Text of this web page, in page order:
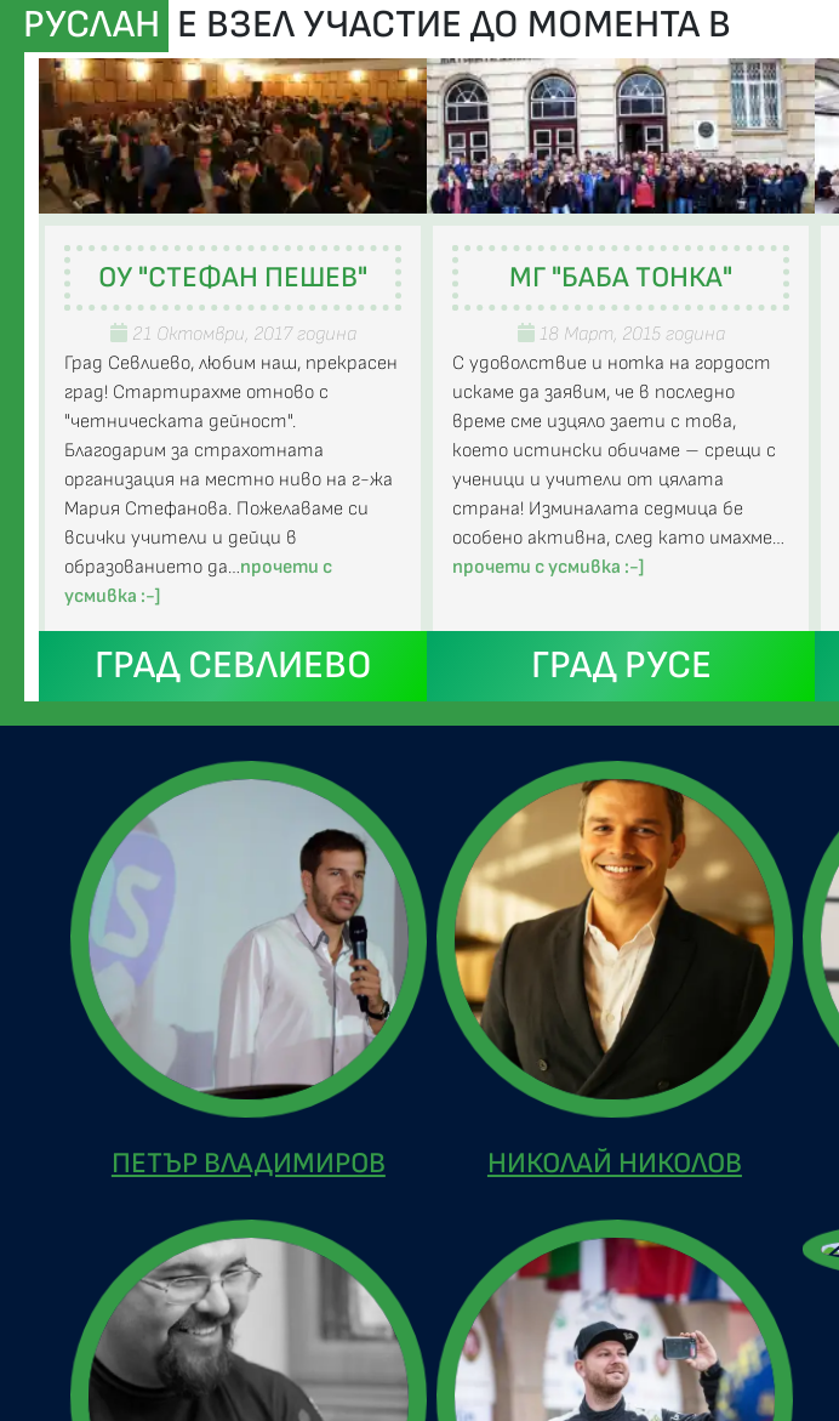
РУСЛАН Е ВЗЕЛ УЧАСТИЕ ДО МОМЕНТА В
ОУ "СТЕФАН ПЕШЕВ"
21 Октомври, 2017 година
Град Севлиево, любим наш, прекрасен
град! Стартирахме отново с
"четническата дейност".
Благодарим за страхотната
организация на местно ниво на г-жа
Мария Стефанова. Пожелаваме си
всички учители и дейци в
образованието да…прочети с
усмивка :-]
ГРАД СЕВЛИЕВО
МГ "БАБА ТОНКА"
18 Март, 2015 година
С удоволствие и нотка на гордост
искаме да заявим, че в последно
време сме изцяло заети с това,
което истински обичаме – срещи с
ученици и учители от цялата
страна! Изминалата седмица бе
особено активна, след като имахме…
прочети с усмивка :-]
ГРАД РУСЕ
ПЕТЪР ВЛАДИМИРОВ НИКОЛАЙ НИКОЛОВ